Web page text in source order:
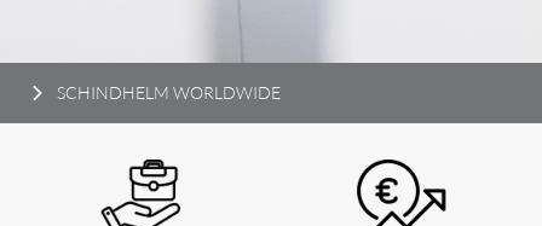
SCHINDHELM WORLDWIDE